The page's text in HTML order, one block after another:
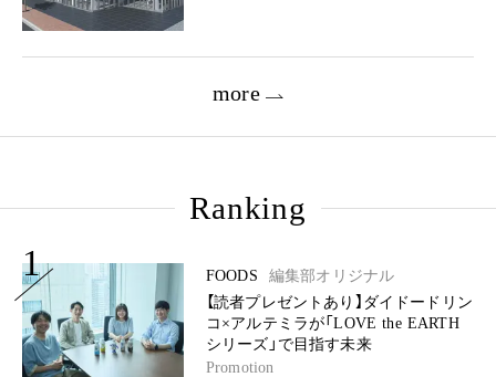
more
Ranking
1 FOODS
編集部オリジナル
【読者プレゼントあり】ダイドードリン
コ×アルテミラが「LOVE the EARTH
シリーズ」で目指す未来
Promotion